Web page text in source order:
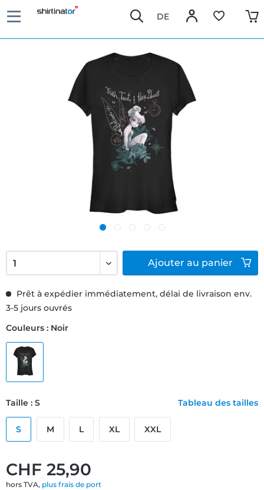
DE
CHF 25,90
hors TVA, plus frais de port
Prêt à expédier immédiatement, délai de livraison env.
3-5 jours ouvrés
Couleurs : Noir
Taille : S Tableau des tailles
S M L XL XXL
Ajouter au panier